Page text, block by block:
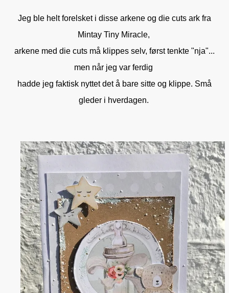
Jeg ble helt forelsket i disse arkene og die cuts ark fra
Mintay Tiny Miracle,
arkene med die cuts må klippes selv, først tenkte "nja"...
men når jeg var ferdig
hadde jeg faktisk nyttet det å bare sitte og klippe. Små
gleder i hverdagen.